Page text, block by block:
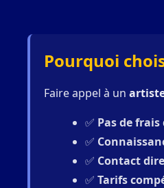
Pourquoi
Faire appel à un
✅ Pas de
✅
✅ Contact
✅Tarifs